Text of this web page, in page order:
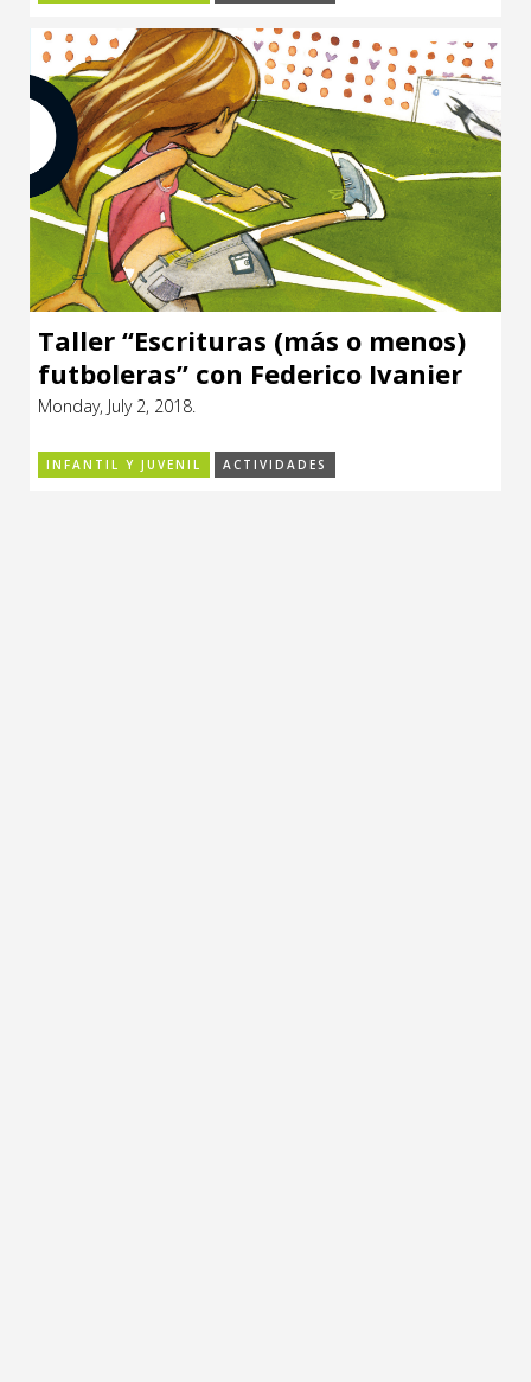
Taller “Escrituras (más o menos)
futboleras” con Federico Ivanier
Monday, July 2, 2018.
INFANTIL Y JUVENIL ACTIVIDADES